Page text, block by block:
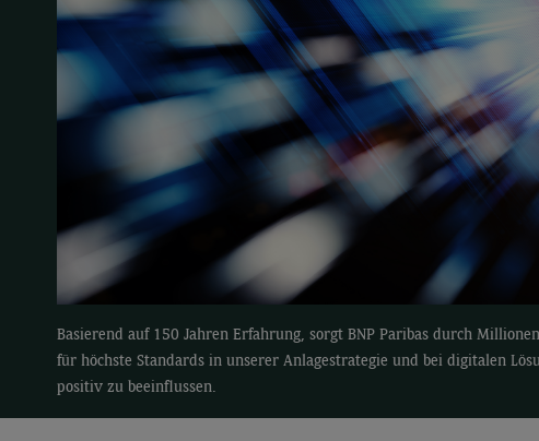
Basierend auf 150 Jahren Erfahrung, sorgt BNP Paribas durch
für höchste Standards in unserer Anlagestrategie und bei digitalen
positiv zu beeinflussen.